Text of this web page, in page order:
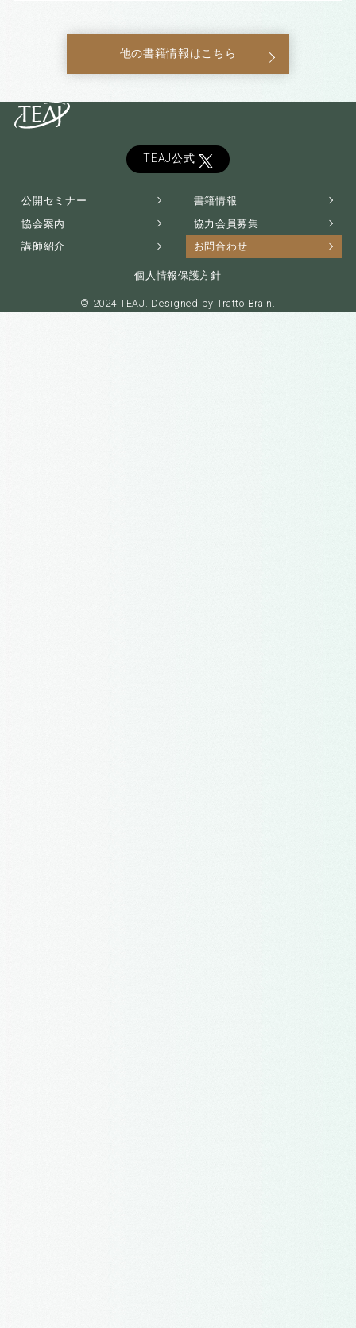
他の書籍情報はこちら
TEAJ公式
公開セミナー
協会案内
講師紹介
書籍情報
協力会員募集
お問合わせ
個人情報保護方針
© 2024 TEAJ. Designed by Tratto Brain